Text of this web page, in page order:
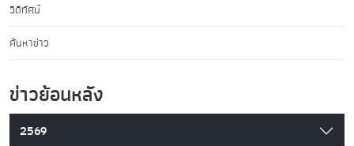
วิดีทัศน์
ค้นหาข่าว
ข่าวย้อนหลัง
2569